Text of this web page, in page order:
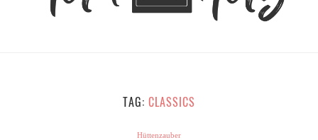
TAG: CLASSICS
Hüttenzauber